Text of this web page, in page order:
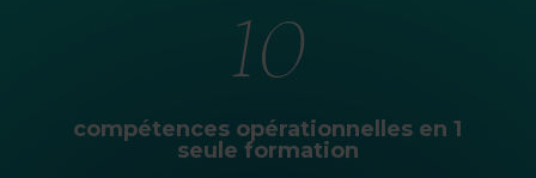
12
compétences opérationnelles en 1
seule formation